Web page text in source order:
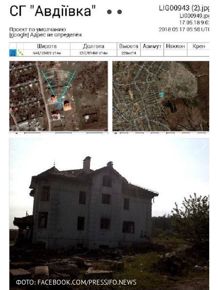
ФОТО: FACEBOOK.COM/PRESSJFO.NEWS